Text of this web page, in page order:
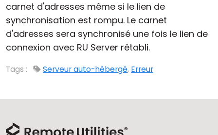
carnet d'adresses même si le lien de
synchronisation est rompu. Le carnet
d'adresses sera synchronisé une fois le lien de
connexion avec RU Server rétabli.
Tags : Serveur auto-hébergé, Erreur